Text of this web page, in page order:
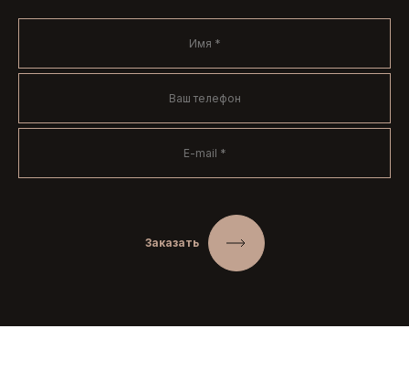
Заказать